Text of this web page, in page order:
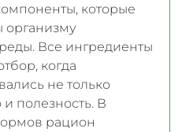
которые
организму
Все ингредиенты
когда
не только
и полезность. В
рацион